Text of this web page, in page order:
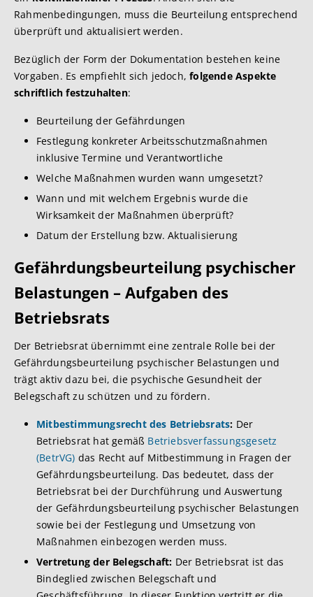
Rahmenbedingungen, muss die Beurteilung entsprechend
überprüft und aktualisiert werden.
Bezüglich der Form der Dokumentation bestehen keine
Vorgaben. Es empfiehlt sich jedoch,folgende Aspekte
schriftlich festzuhalten:
Beurteilung der Gefährdungen
Festlegung konkreter Arbeitsschutzmaßnahmen
inklusive Termine und Verantwortliche
Welche Maßnahmen wurden wann umgesetzt?
Wann und mit welchem Ergebnis wurde die
Wirksamkeit der Maßnahmen überprüft?
Datum der Erstellung bzw. Aktualisierung
Gefährdungsbeurteilung psychischer
Belastungen – Aufgaben des
Betriebsrats
Der Betriebsrat übernimmt eine zentrale Rolle bei der
Gefährdungsbeurteilung psychischer Belastungen und
trägt aktiv dazu bei, die psychische Gesundheit der
Belegschaft zu schützen und zu fördern.
Mitbestimmungsrecht des Betriebsrats: Der
Betriebsrat hat gemäß Betriebsverfassungsgesetz
(BetrVG) das Recht auf Mitbestimmung in Fragen der
Gefährdungsbeurteilung. Das bedeutet, dass der
Betriebsrat bei der Durchführung und Auswertung
der Gefährdungsbeurteilung psychischer Belastungen
sowie bei der Festlegung und Umsetzung von
Maßnahmen einbezogen werden muss.
Vertretung der Belegschaft: Der Betriebsrat ist das
Bindeglied zwischen Belegschaft und